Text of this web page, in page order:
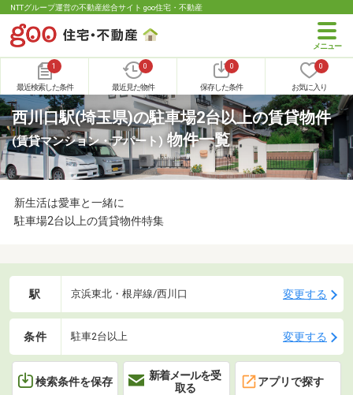
NTTグループ運営の不動産総合サイト goo住宅・不動産
1
最近検索した条件
0
最近見た物件
0
保存した条件
0
お気に入り
西川口駅(埼玉県)の駐車場2台以上の賃貸物件
(賃貸マンション・アパート) 物件一覧
新生活は愛車と一緒に
駐車場2台以上の賃貸物件特集
駅 京浜東北・根岸線/西川口 変更する
条件 駐車2台以上 変更する
検索条件を保存
新着メールを受
取る
アプリで探す